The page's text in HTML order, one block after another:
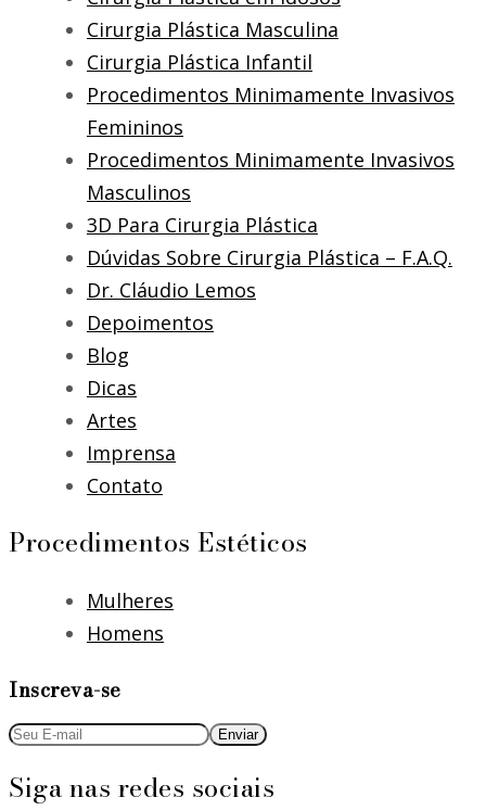
Cirurgia Plástica Masculina
Cirurgia Plástica Infantil
Procedimentos Minimamente Invasivos
Femininos
Procedimentos Minimamente Invasivos
Masculinos
3D Para Cirurgia Plástica
Dúvidas Sobre Cirurgia Plástica – F.A.Q.
Dr. Cláudio Lemos
Depoimentos
Blog
Dicas
Artes
Imprensa
Contato
Procedimentos Estéticos
Mulheres
Homens
Inscreva-se
Siga nas redes sociais